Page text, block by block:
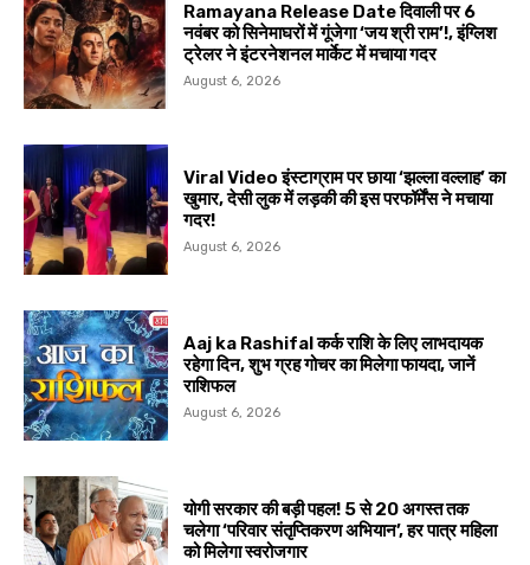
Ramayana Release Date दिवाली पर 6
नवंबर को सिनेमाघरों में गूंजेगा ‘जय श्री राम’!, इंग्लिश
ट्रेलर ने इंटरनेशनल मार्केट में मचाया गदर
August 6, 2026
Viral Video इंस्टाग्राम पर छाया ‘झल्ला वल्लाह’ का
खुमार, देसी लुक में लड़की की इस परफॉर्मेंस ने मचाया
गदर!
August 6, 2026
Aaj ka Rashifal कर्क राशि के लिए लाभदायक
रहेगा दिन, शुभ ग्रह गोचर का मिलेगा फायदा, जानें
राशिफल
August 6, 2026
योगी सरकार की बड़ी पहल! 5 से 20 अगस्त तक
चलेगा ‘परिवार संतृप्तिकरण अभियान’, हर पात्र महिला
को मिलेगा स्वरोजगार